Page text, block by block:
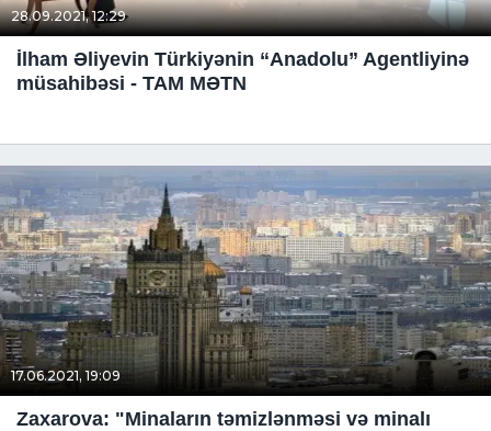
28.09.2021, 12:29
İlham Əliyevin Türkiyənin “Anadolu” Agentliyinə
müsahibəsi - TAM MƏTN
17.06.2021, 19:09
Zaxarova: "Minaların təmizlənməsi və minalı